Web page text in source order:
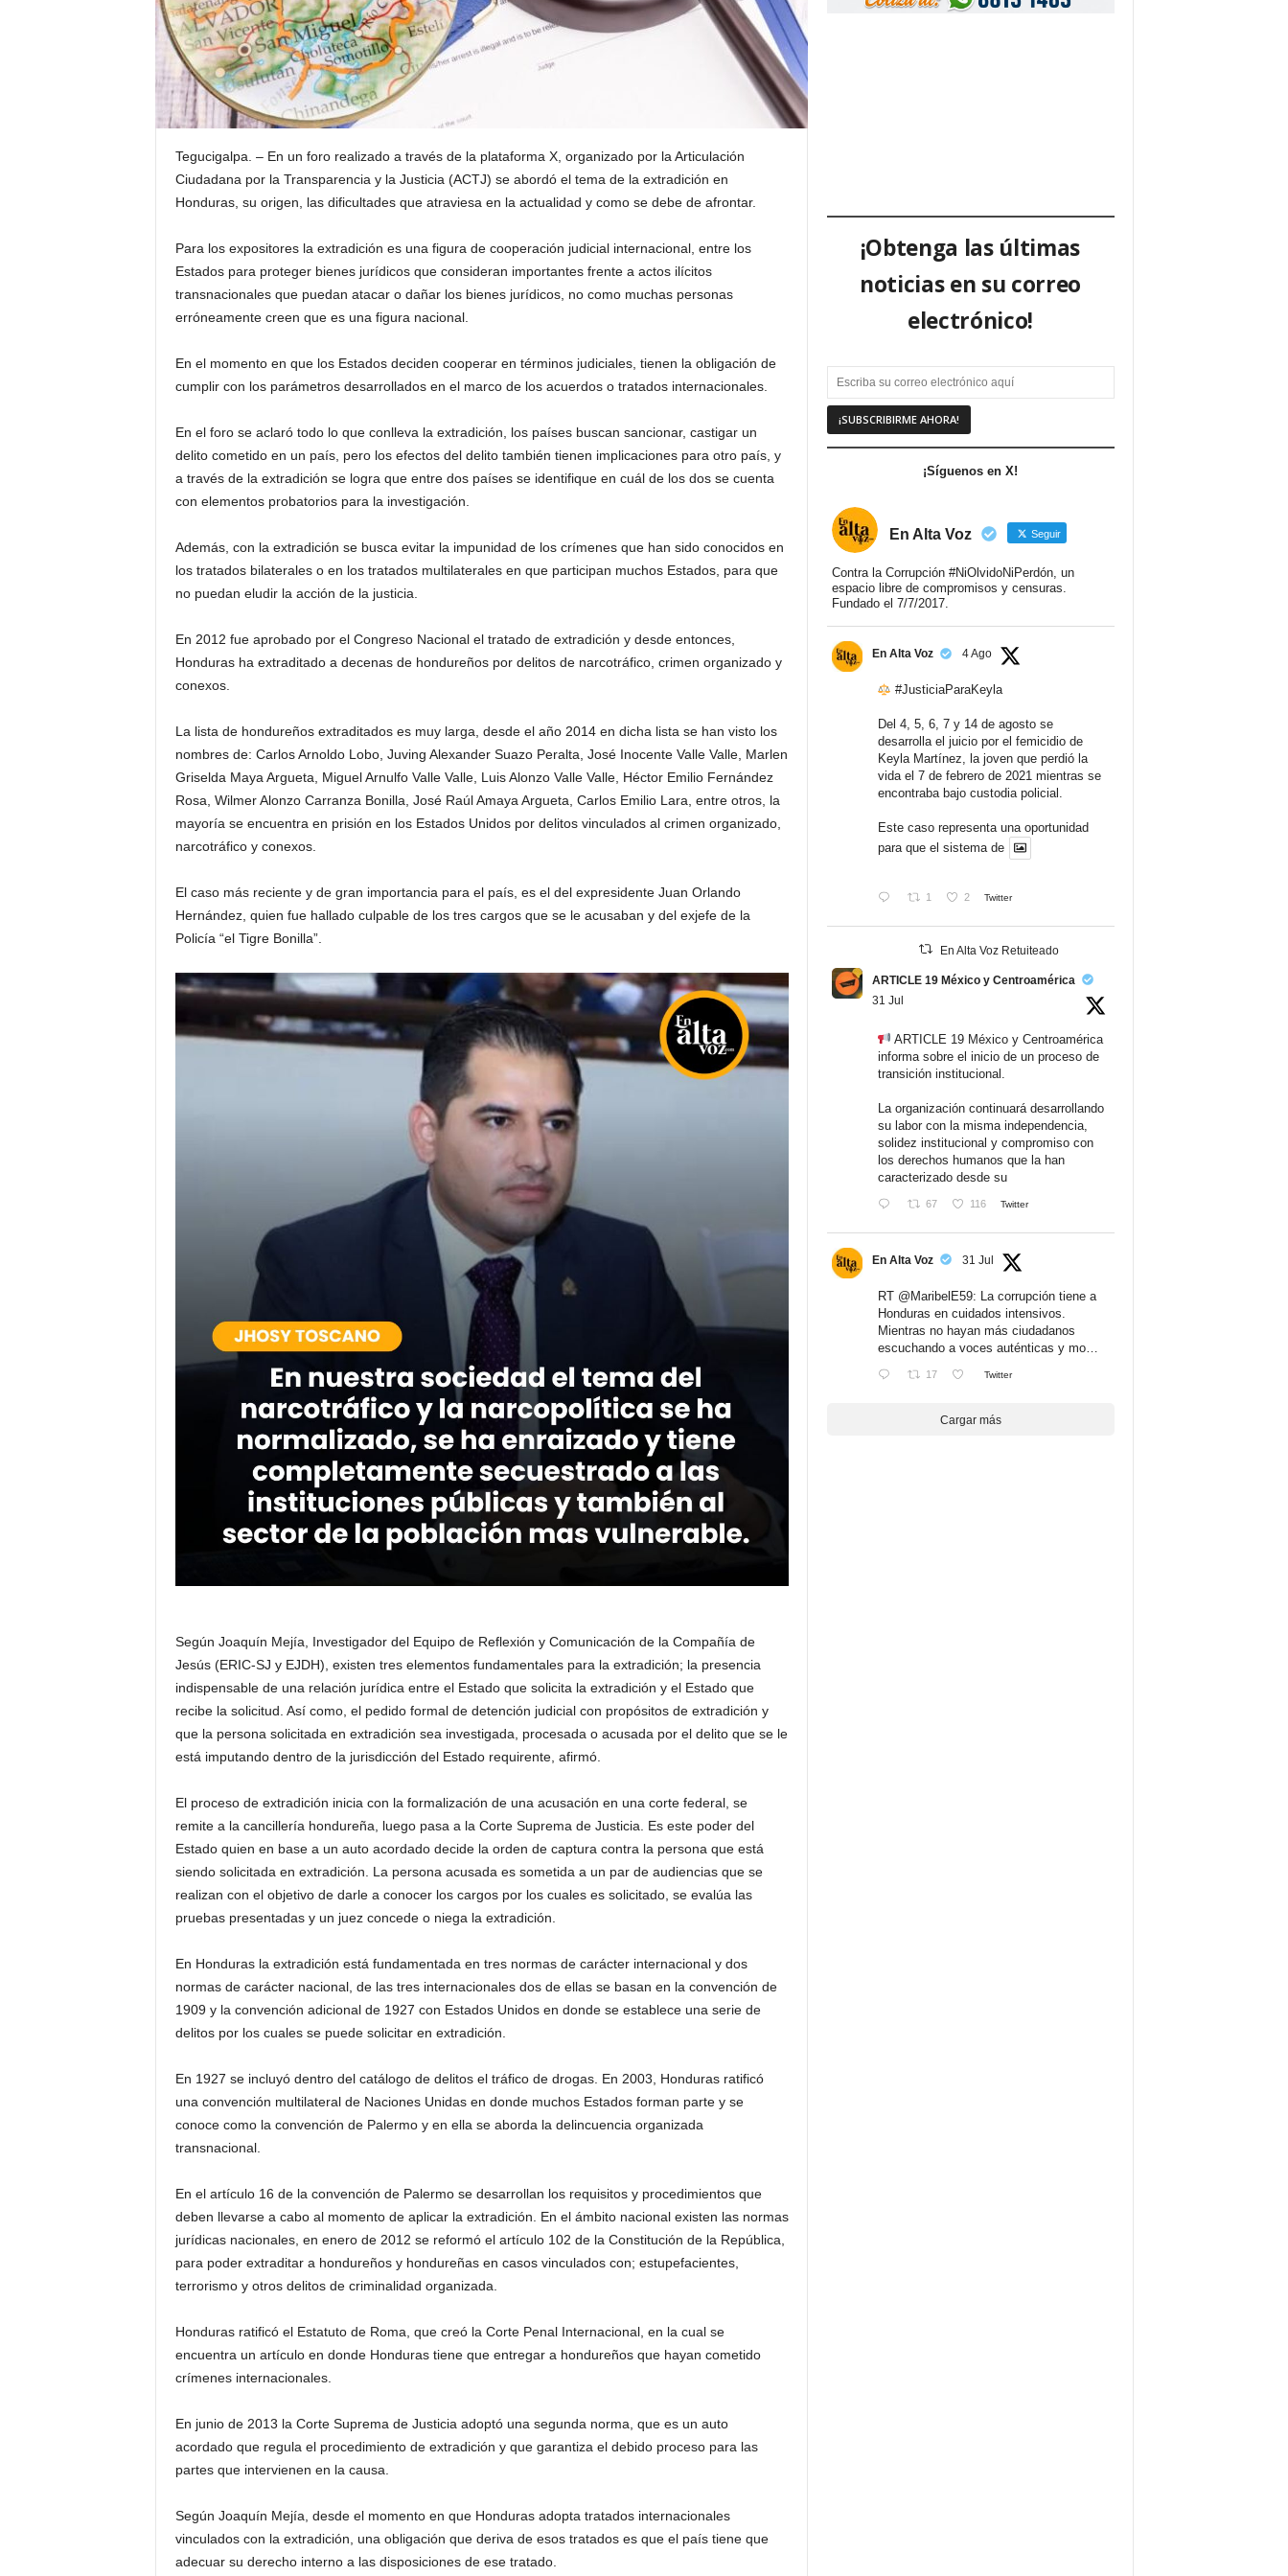
Tegucigalpa. – En un foro realizado a través de la plataforma X, organizado por la Articulación
Ciudadana por la Transparencia y la Justicia (ACTJ) se abordó el tema de la extradición en
Honduras, su origen, las dificultades que atraviesa en la actualidad y como se debe de afrontar.
Para los expositores la extradición es una figura de cooperación judicial internacional, entre los
Estados para proteger bienes jurídicos que consideran importantes frente a actos ilícitos
transnacionales que puedan atacar o dañar los bienes jurídicos, no como muchas personas
erróneamente creen que es una figura nacional.
En el momento en que los Estados deciden cooperar en términos judiciales, tienen la obligación de
cumplir con los parámetros desarrollados en el marco de los acuerdos o tratados internacionales.
En el foro se aclaró todo lo que conlleva la extradición, los países buscan sancionar, castigar un
delito cometido en un país, pero los efectos del delito también tienen implicaciones para otro país, y
a través de la extradición se logra que entre dos países se identifique en cuál de los dos se cuenta
con elementos probatorios para la investigación.
Además, con la extradición se busca evitar la impunidad de los crímenes que han sido conocidos en
los tratados bilaterales o en los tratados multilaterales en que participan muchos Estados, para que
no puedan eludir la acción de la justicia.
En 2012 fue aprobado por el Congreso Nacional el tratado de extradición y desde entonces,
Honduras ha extraditado a decenas de hondureños por delitos de narcotráfico, crimen organizado y
conexos.
La lista de hondureños extraditados es muy larga, desde el año 2014 en dicha lista se han visto los
nombres de: Carlos Arnoldo Lobo, Juving Alexander Suazo Peralta, José Inocente Valle Valle, Marlen
Griselda Maya Argueta, Miguel Arnulfo Valle Valle, Luis Alonzo Valle Valle, Héctor Emilio Fernández
Rosa, Wilmer Alonzo Carranza Bonilla, José Raúl Amaya Argueta, Carlos Emilio Lara, entre otros, la
mayoría se encuentra en prisión en los Estados Unidos por delitos vinculados al crimen organizado,
narcotráfico y conexos.
El caso más reciente y de gran importancia para el país, es el del expresidente Juan Orlando
Hernández, quien fue hallado culpable de los tres cargos que se le acusaban y del exjefe de la
Policía “el Tigre Bonilla”.
Según Joaquín Mejía, Investigador del Equipo de Reflexión y Comunicación de la Compañía de
Jesús (ERIC-SJ y EJDH), existen tres elementos fundamentales para la extradición; la presencia
indispensable de una relación jurídica entre el Estado que solicita la extradición y el Estado que
recibe la solicitud. Así como, el pedido formal de detención judicial con propósitos de extradición y
que la persona solicitada en extradición sea investigada, procesada o acusada por el delito que se le
está imputando dentro de la jurisdicción del Estado requirente, afirmó.
El proceso de extradición inicia con la formalización de una acusación en una corte federal, se
remite a la cancillería hondureña, luego pasa a la Corte Suprema de Justicia. Es este poder del
Estado quien en base a un auto acordado decide la orden de captura contra la persona que está
siendo solicitada en extradición. La persona acusada es sometida a un par de audiencias que se
realizan con el objetivo de darle a conocer los cargos por los cuales es solicitado, se evalúa las
pruebas presentadas y un juez concede o niega la extradición.
En Honduras la extradición está fundamentada en tres normas de carácter internacional y dos
normas de carácter nacional, de las tres internacionales dos de ellas se basan en la convención de
1909 y la convención adicional de 1927 con Estados Unidos en donde se establece una serie de
delitos por los cuales se puede solicitar en extradición.
En 1927 se incluyó dentro del catálogo de delitos el tráfico de drogas. En 2003, Honduras ratificó
una convención multilateral de Naciones Unidas en donde muchos Estados forman parte y se
conoce como la convención de Palermo y en ella se aborda la delincuencia organizada
transnacional.
En el artículo 16 de la convención de Palermo se desarrollan los requisitos y procedimientos que
deben llevarse a cabo al momento de aplicar la extradición. En el ámbito nacional existen las normas
jurídicas nacionales, en enero de 2012 se reformó el artículo 102 de la Constitución de la República,
para poder extraditar a hondureños y hondureñas en casos vinculados con; estupefacientes,
terrorismo y otros delitos de criminalidad organizada.
Honduras ratificó el Estatuto de Roma, que creó la Corte Penal Internacional, en la cual se
encuentra un artículo en donde Honduras tiene que entregar a hondureños que hayan cometido
crímenes internacionales.
En junio de 2013 la Corte Suprema de Justicia adoptó una segunda norma, que es un auto
acordado que regula el procedimiento de extradición y que garantiza el debido proceso para las
partes que intervienen en la causa.
Según Joaquín Mejía, desde el momento en que Honduras adopta tratados internacionales
vinculados con la extradición, una obligación que deriva de esos tratados es que el país tiene que
adecuar su derecho interno a las disposiciones de ese tratado.
¡Obtenga las últimas
noticias en su correo
electrónico!
¡Síguenos en X!
En Alta Voz Seguir
Contra la Corrupción #NiOlvidoNiPerdón, un
espacio libre de compromisos y censuras.
Fundado el 7/7/2017.
En Alta Voz 4 Ago
#JusticiaParaKeyla
Del 4, 5, 6, 7 y 14 de agosto se
desarrolla el juicio por el femicidio de
Keyla Martínez, la joven que perdió la
vida el 7 de febrero de 2021 mientras se
encontraba bajo custodia policial.
Este caso representa una oportunidad
para que el sistema de
1 2 Twitter
En Alta Voz Retuiteado
ARTICLE 19 México y Centroamérica
31 Jul
ARTICLE 19 México y Centroamérica
informa sobre el inicio de un proceso de
transición institucional.
La organización continuará desarrollando
su labor con la misma independencia,
solidez institucional y compromiso con
los derechos humanos que la han
caracterizado desde su
67 116 Twitter
En Alta Voz 31 Jul
RT @MaribelE59: La corrupción tiene a
Honduras en cuidados intensivos.
Mientras no hayan más ciudadanos
escuchando a voces auténticas y mo…
17 Twitter
Cargar más